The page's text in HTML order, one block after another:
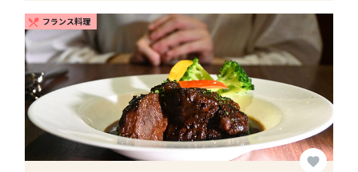
restaurant_menu フランス料理
favorite